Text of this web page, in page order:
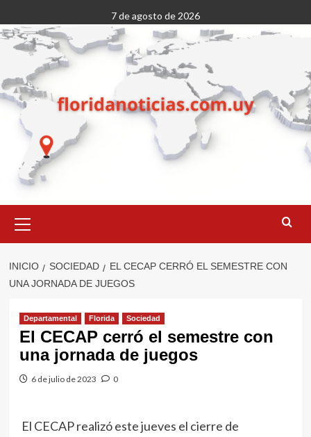
al
contenido
7 de agosto de 2026
primario
INICIO SOCIEDAD
EL CECAP CERRÓ EL SEMESTRE CON
UNA JORNADA DE JUEGOS
Departamental Florida Sociedad
El CECAP cerró el semestre con
una jornada de juegos
6 de julio de 2023 0
El CECAP realizó este jueves el cierre de